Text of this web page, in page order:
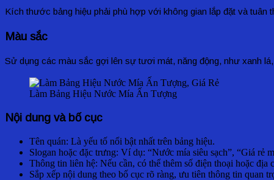
Kích thước bảng hiệu phải phù hợp với không gian lắp đặt và
Màu sắc
Sử dụng các màu sắc gợi lên sự tươi mát, năng động, như xanh
Làm Bảng Hiệu Nước Mía Ấn Tượng
Nội dung và bố cục
Tên quán: Là yếu tố nổi bật nhất trên bảng hiệu.
Slogan hoặc đặc trưng: Ví dụ: “Nước mía siêu sạch”, “Giá rẻ
Thông tin liên hệ: Nếu cần, có thể thêm số điện thoại hoặc địa
Sắp xếp nội dung theo bố cục rõ ràng, ưu tiên thông tin quan